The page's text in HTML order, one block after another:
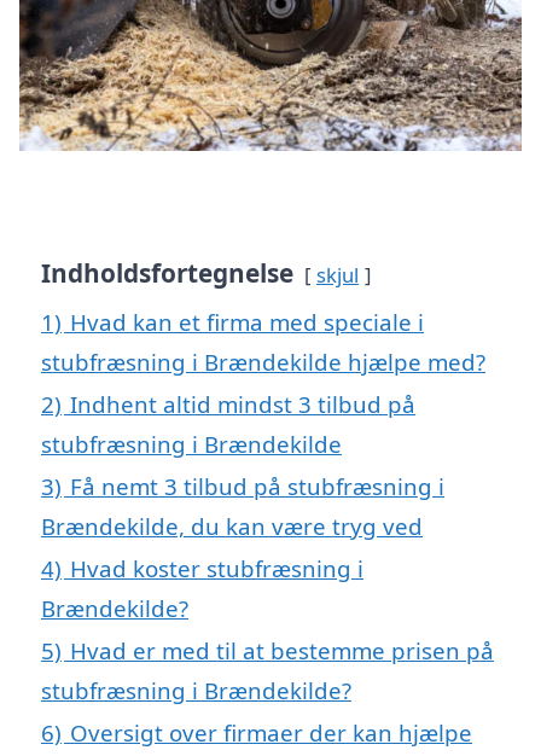
Indholdsfortegnelse skjul
1) Hvad kan et firma med speciale i
stubfræsning i Brændekilde hjælpe med?
2) Indhent altid mindst 3 tilbud på
stubfræsning i Brændekilde
3) Få nemt 3 tilbud på stubfræsning i
Brændekilde, du kan være tryg ved
4) Hvad koster stubfræsning i
Brændekilde?
5) Hvad er med til at bestemme prisen på
stubfræsning i Brændekilde?
6) Oversigt over firmaer der kan hjælpe